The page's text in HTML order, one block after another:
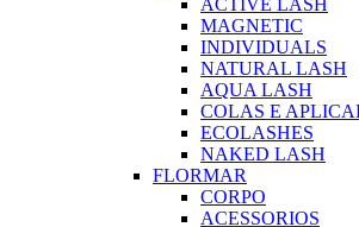
MAGNETIC
INDIVIDUALS
NATURAL LASH
AQUA LASH
COLAS E
ECOLASHES
NAKED LASH
FLORMAR
CORPO
ACESSORIOS